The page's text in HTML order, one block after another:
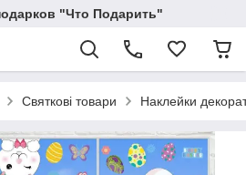
"Что Подарить"
Святкові товари Наклейки